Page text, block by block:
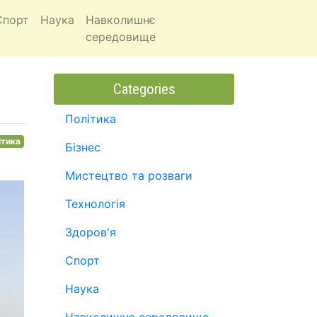
Наука
Навколишнє
середовище
Categories
Політика
Бізнес
Мистецтво та розваги
Технологія
Здоров'я
Спорт
Наука